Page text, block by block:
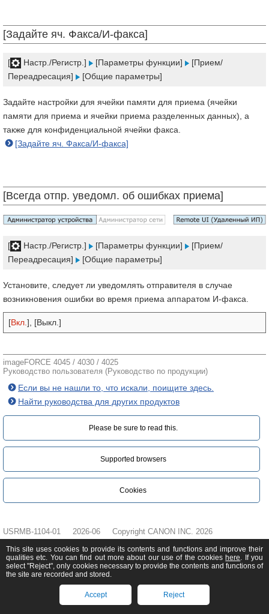
[Задайте яч. Факса/И-факса]
[ Настр./Регистр.] [Параметры функции]
[Прием/
Переадресация]
[Общие параметры]
Задайте настройки для ячейки памяти для приема (ячейки
памяти для приема и ячейки приема разделенных данных), а
также для конфиденциальной ячейки факса.
[Задайте яч. Факса/И-факса]
[Всегда отпр. уведомл. об ошибках приема]
[ Настр./Регистр.] [Параметры функции]
[Прием/
Переадресация]
[Общие параметры]
Установите, следует ли уведомлять отправителя в случае
возникновения ошибки во время приема аппаратом И-факса.
[Вкл. ], [Выкл.]
imageFORCE 4045 / 4030 / 4025
Руководство пользователя (Руководство по продукции)
Если вы не нашли то, что искали, поищите здесь.
Найти руководства для других продуктов
Please be sure to read this.‎
Supported browsers
Cookies
USRMB-1104-01 2026-06 Copyright CANON INC. 2026
This site uses cookies to provide its contents and functions and improve their
qualities etc. You can find out more about our use of the cookies here. If you
select "Reject", only cookies necessary to provide the contents and functions of
the site are recorded and stored.
Accept Reject